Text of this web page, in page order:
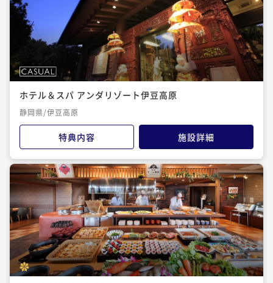
ホテル＆スパ アンダリゾート伊豆高原
静岡県/伊豆高原
特典内容 施設詳細